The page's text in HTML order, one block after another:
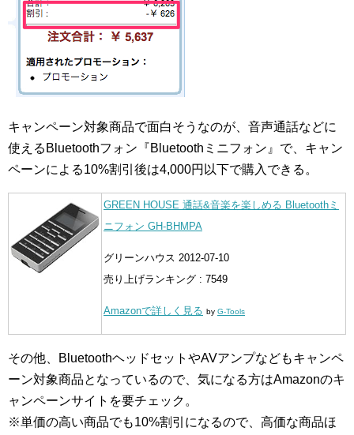
キャンペーン対象商品で面白そうなのが、音声通話などに
使えるBluetoothフォン『Bluetoothミニフォン』で、キャン
ペーンによる10%割引後は4,000円以下で購入できる。
GREEN HOUSE 通話&音楽を楽しめる Bluetoothミ
ニフォン GH-BHMPA
グリーンハウス 2012-07-10
売り上げランキング : 7549
Amazonで詳しく見る by G-Tools
その他、BluetoothヘッドセットやAVアンプなどもキャンペ
ーン対象商品となっているので、気になる方はAmazonのキ
ャンペーンサイトを要チェック。
※単価の高い商品でも10%割引になるので、高価な商品ほ